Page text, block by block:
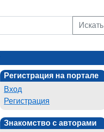
Искать
Регистрация на портале
Вход
Регистрация
Знакомство с авторами